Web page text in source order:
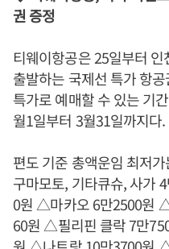
권 증정
티웨이항공은 25일부터
출발하는 국제선 특가 항
특가로 예매할 수 있는 기
월1일부터 3월31일까지다.
편도 기준 총액운임 최저
구마모토, 기타큐슈, 사가
0원 △마카오 6만2500원
60원 △필리핀 클락 7만